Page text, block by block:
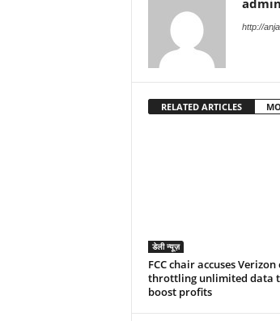
admin
http://
RELATED ARTICLES
डेली न्यूज़
FCC chair accuses Verizon
throttling unlimited data
boost profits